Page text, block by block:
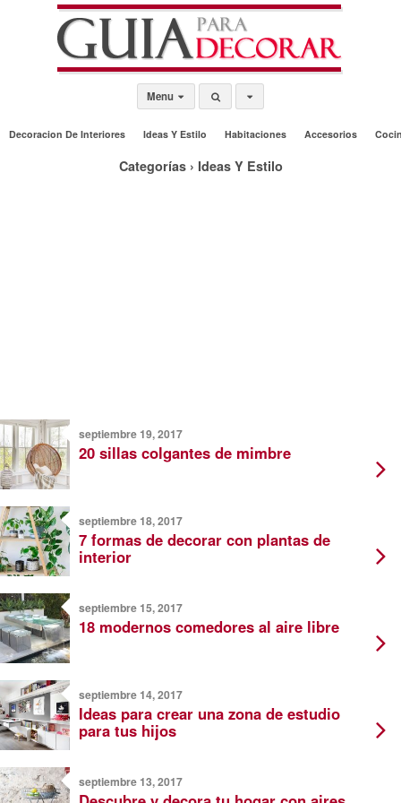
Menu
Decoracion De Interiores Ideas Y Estilo Habitaciones Accesorios
Categorías › Ideas Y Estilo
septiembre 19, 2017
20 sillas colgantes de mimbre
septiembre 18, 2017
7 formas de decorar con plantas de
interior
septiembre 15, 2017
18 modernos comedores al aire libre
septiembre 14, 2017
Ideas para crear una zona de estudio
para tus hijos
septiembre 13, 2017